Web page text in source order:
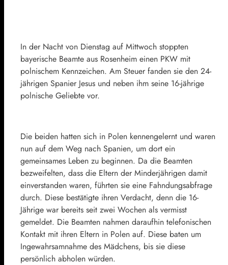
In der Nacht von Dienstag auf Mittwoch stoppten
bayerische Beamte aus Rosenheim einen PKW mit
polnischem Kennzeichen. Am Steuer fanden sie den 24-
jährigen Spanier Jesus und neben ihm seine 16-jährige
polnische Geliebte vor.
Die beiden hatten sich in Polen kennengelernt und waren
nun auf dem Weg nach Spanien, um dort ein
gemeinsames Leben zu beginnen. Da die Beamten
bezweifelten, dass die Eltern der Minderjährigen damit
einverstanden waren, führten sie eine Fahndungsabfrage
durch. Diese bestätigte ihren Verdacht, denn die 16-
Jährige war bereits seit zwei Wochen als vermisst
gemeldet. Die Beamten nahmen daraufhin telefonischen
Kontakt mit ihren Eltern in Polen auf. Diese baten um
Ingewahrsamnahme des Mädchens, bis sie diese
persönlich abholen würden.